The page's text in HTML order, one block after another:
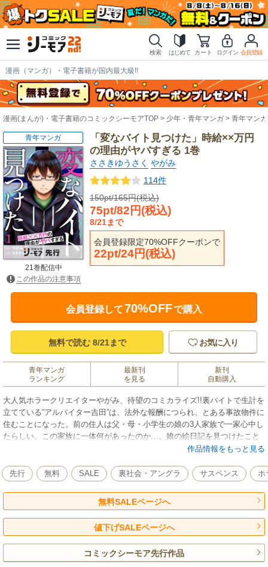
検索 はじめて カート ログイン 会員登録
漫画（マンガ）・電子書籍が国内最大級!!
漫画(まんが)・電子書籍のコミックシーモアTOP 少年・青年マンガ 青年マンガ
「変なバイト見つけた」時給××万円
の理由がヤバすぎる 1巻
ささきゆうさく やがみ
114件
150pt/165円(税込)
75pt/82円(税込)
8/21まで
会員登録限定70%OFFクーポンで
22pt/24円(税込)
青年マンガ
21巻配信中
この作品の注意事項
会員登録して70%OFFで購入
無料で読む 8/21まで お気に入り
青年マンガ
ランキング
最新刊
を見る
新刊
自動購入
大人気ホラークリエイターやがみ、待望のコミカライズ!!裏バイトで生計を
立てている“アルバイター吉田”は、法外な報酬につられ、とある事故物件に
住むことになった。前の住人は父・母・小学生の娘の3人家族で一家心中し
たらしい。この家族に一体何があったのか…。娘の絵日記を見つけたこと
をきっかけに、隠された事実が浮かび上がってきて…。ネット掲示板のス
か？
作品情報をもっと見る
先行 無料 SALE 裏社会・アングラ サスペンス ホ
無料SALEページへ
値下げSALEページへ
コミックシーモア先行作品